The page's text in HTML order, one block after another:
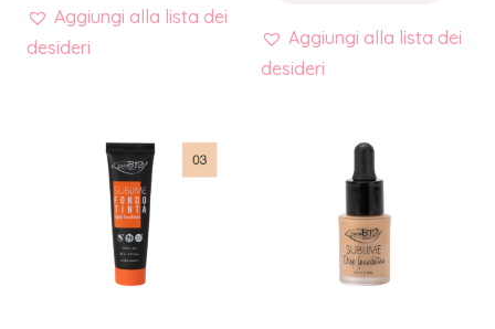
Aggiungi alla lista dei
desideri
Aggiungi alla lista dei
desideri